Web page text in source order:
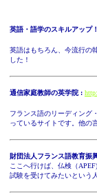
英語・語学のスキルアップ
英語はもちろん、今流行の
した！
通信家庭教師の英学院 :
フランス語のリーディング
っているサイトです。他の
財団法人フランス語教育振
ここへ行けば、仏検（
試験を受けてみたいという